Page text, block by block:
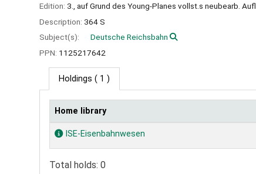
Edition: 3., auf Grund des Young-Planes vollst.s neubearb. Aufl
Description: 364 S
Subject(s):
Deutsche Reichsbahn
PPN: 1125217642
Holdings ( 1 )
Holdings
Home library
ISE-Eisenbahnwesen
Total holds: 0